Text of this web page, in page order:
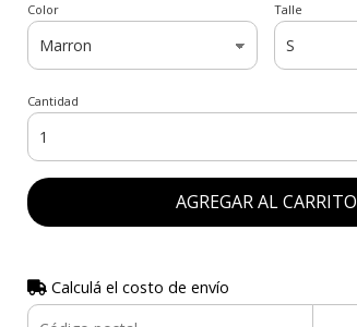
Color Talle
Cantidad
AGREGAR AL CARRITO
Calculá el costo de envío